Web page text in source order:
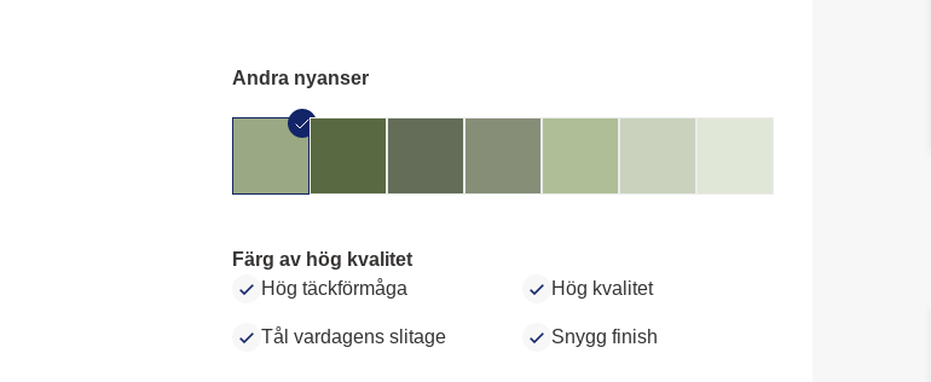
Andra nyanser
Färg av hög kvalitet
Hög täckförmåga
Hög kvalitet
Tål vardagens slitage Snygg finish